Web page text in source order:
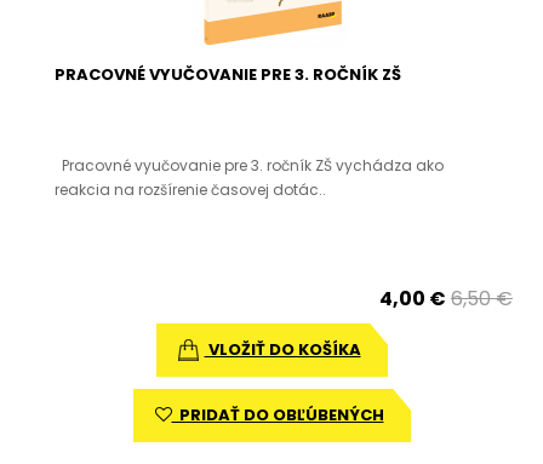
PRACOVNÉ VYUČOVANIE PRE 3. ROČNÍK ZŠ
Pracovné vyučovanie pre 3. ročník ZŠ vychádza ako
reakcia na rozšírenie časovej dotác..
4,00 € 6,50 €
VLOŽIŤ DO KOŠÍKA
PRIDAŤ DO OBĽÚBENÝCH